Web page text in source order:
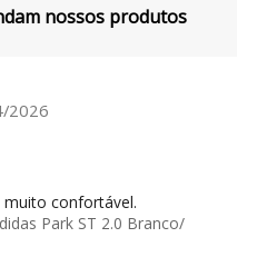
nossos produtos
2026
muito confortável.
Park ST 2.0 Branco/